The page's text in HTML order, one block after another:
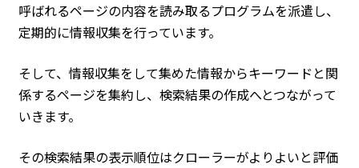
呼ばれるページの内容を読み取るプログラムを派遣し、
定期的に情報収集を行っています。
そして、情報収集をして集めた情報からキーワードと関
係するページを集約し、検索結果の作成へとつながって
いきます。
その検索結果の表示順位はクローラーがよりよいと評価